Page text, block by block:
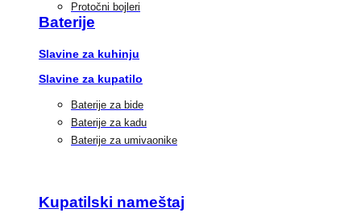
Protočni bojleri
Baterije
Slavine za kuhinju
Slavine za kupatilo
Baterije za bide
Baterije za kadu
Baterije za umivaonike
Kupatilski nameštaj